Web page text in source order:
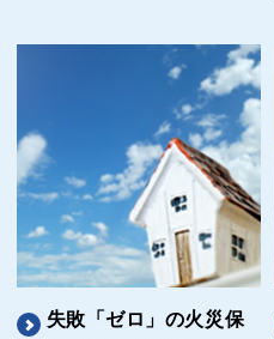
失敗「ゼロ」の火災保